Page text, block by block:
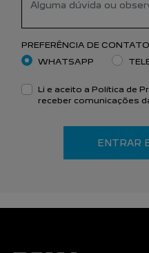
PREFERÊNCIA DE
WHATSAPP
Li e aceito a Política de
receber comunicações
ENTRAR